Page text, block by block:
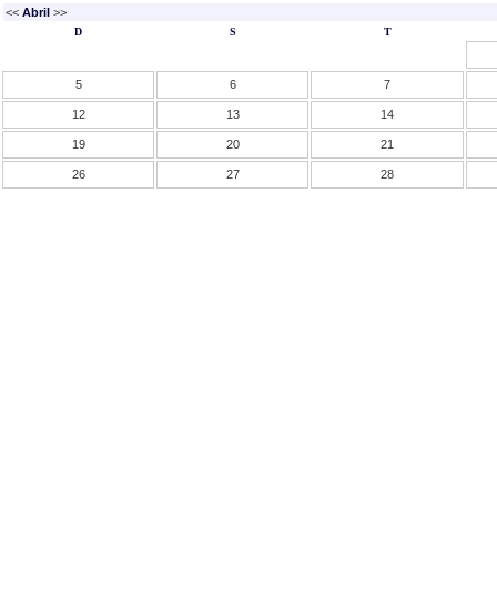
<< Abril >>
D S T
5 6 7
12 13 14
19 20 21
26 27 28